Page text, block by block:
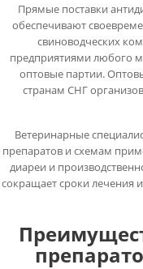
Прямые поставки
обеспечивают
свиноводческих
предприятиями любого
оптовые партии.
странам СНГ
Ветеринарные
препаратов и схемам
диареи и
сокращает сроки лечения